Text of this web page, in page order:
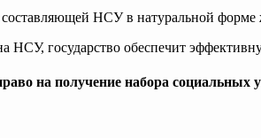
составляющей НСУ в натуральной
НСУ, государство обеспечит
на получение набора социальных